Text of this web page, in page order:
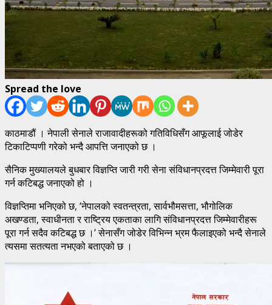
Spread the love
काठमाडौं । नेपाली सेनाले राजावादीहरूको गतिविधिसँग आफूलाई जोडेर
टिकाटिप्पणी गरेको भन्दै आपत्ति जनाएको छ ।
सैनिक मुख्यालयले बुधबार विज्ञप्ति जारी गरी सेना संविधानप्रदत्त जिम्मेवारी पूरा
गर्न कटिबद्ध जनाएको हो ।
विज्ञप्तिमा भनिएको छ, ‘नेपालको स्वतन्त्रता, सार्वभौमसत्ता, भौगोलिक
अखण्डता, स्वाधीनता र राष्ट्रिय एकताका लागि संविधानप्रदत्त जिम्मेवारीहरू
पूरा गर्न सदैव कटिबद्ध छ ।’ सेनासँग जोडेर विभिन्न भ्रम फैलाइएको भन्दै सेनाले
त्यसमा सतत्यता नभएको बताएको छ ।